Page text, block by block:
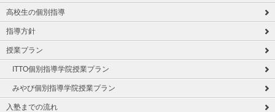
高校生の個別指導
指導方針
授業プラン
ITTO個別指導学院授業プラン
みやび個別指導学院授業プラン
入塾までの流れ